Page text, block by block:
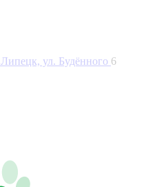
Липецк, ул. Будённого 6